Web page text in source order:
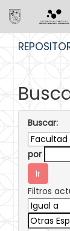
Buscar:
por
Filtros